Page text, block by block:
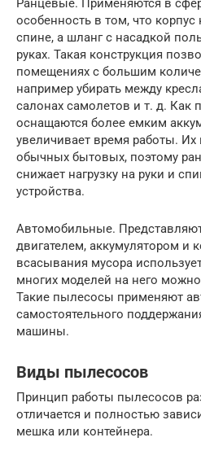
Ранцевые. Применяются в
особенность в том, что
спине, а шланг с насадкой
руках. Такая конструкция
помещениях с большим
например убирать между
салонах самолетов и т. д. Как
оснащаются более емким
увеличивает время работы.
обычных бытовых, поэтому
снижает нагрузку на руки и
устройства.
Автомобильные.
двигателем, аккумулятором и
всасывания мусора
многих моделей на него
Такие пылесосы применяют
самостоятельного
машины.
Виды пылесосов
Принцип работы пылесосов
отличается и полностью
мешка или контейнера.